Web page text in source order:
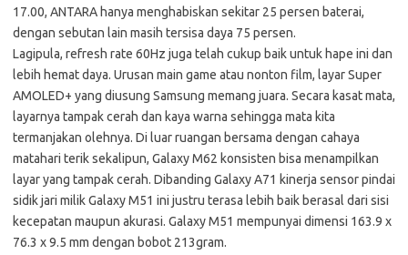
17.00, ANTARA hanya menghabiskan sekitar 25 persen baterai,
dengan sebutan lain masih tersisa daya 75 persen.
Lagipula, refresh rate 60Hz juga telah cukup baik untuk hape ini dan
lebih hemat daya. Urusan main game atau nonton film, layar Super
AMOLED+ yang diusung Samsung memang juara. Secara kasat mata,
layarnya tampak cerah dan kaya warna sehingga mata kita
termanjakan olehnya. Di luar ruangan bersama dengan cahaya
matahari terik sekalipun, Galaxy M62 konsisten bisa menampilkan
layar yang tampak cerah. Dibanding Galaxy A71 kinerja sensor pindai
sidik jari milik Galaxy M51 ini justru terasa lebih baik berasal dari sisi
kecepatan maupun akurasi. Galaxy M51 mempunyai dimensi 163.9 x
76.3 x 9.5 mm dengan bobot 213gram.